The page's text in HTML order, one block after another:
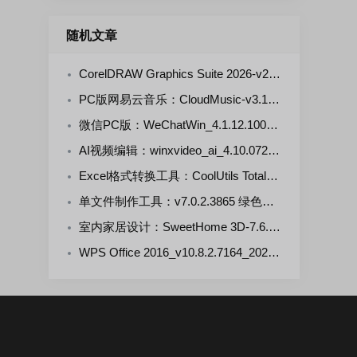
随机文章
CorelDRAW Graphics Suite 2026-v27.1.0.129-v2 中文直装修正版
PC版网易云音乐：CloudMusic-v3.1.34.205281 绿色版
微信PC版：WeChatWin_4.1.12.1000(2026.07.27)官方正式版
AI视频编辑：winxvideo_ai_4.10.0721 多语便携版
Excel格式转换工具：CoolUtils Total Excel Converter-7.1.0.144 多语言便携版
单文件制作工具：v7.0.2.3865 绿色单文件版
室内家居设计：SweetHome 3D-7.6.8.1605 多语言免费版
WPS Office 2016_v10.8.2.7164_20260806 雨糖科技特别版